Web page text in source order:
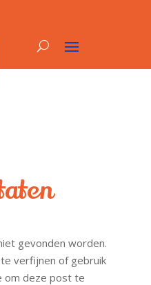
gevonden worden.
verfijnen of gebruik
om deze post te